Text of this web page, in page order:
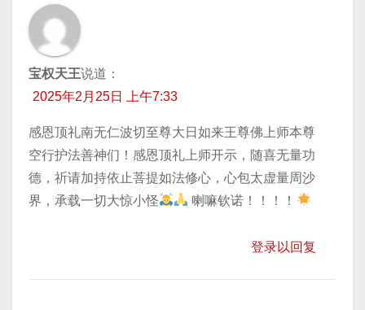
宝权天王说道：
2025年2月25日 上午7:33
感恩顶礼南无仁波切至尊大日如来王尊佛上师本尊
空行护法善神们！感恩顶礼上师开示，随喜无量功
德，祈请加持依止菩提如法修心，心包太虚量周沙
界，承载一切大惊小怪
喇嘛钦诺！！！！
登录以回复